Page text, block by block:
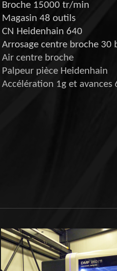
Broche 15000 tr/min
Magasin 48 outils
CN Heidenhain 640
Arrosage centre broche 30
Air centre broche
Palpeur pièce Heidenhain
Accélération 1g et